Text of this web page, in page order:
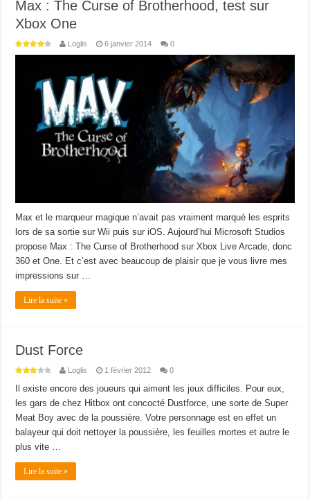
Max : The Curse of Brotherhood, test sur
Xbox One
Loglis 6 janvier 2014 0
Max et le marqueur magique n’avait pas vraiment marqué les esprits
lors de sa sortie sur Wii puis sur iOS. Aujourd’hui Microsoft Studios
propose Max : The Curse of Brotherhood sur Xbox Live Arcade, donc
360 et One. Et c’est avec beaucoup de plaisir que je vous livre mes
impressions sur …
Lire la suite »
Dust Force
Loglis 1 février 2012 0
Il existe encore des joueurs qui aiment les jeux difficiles. Pour eux,
les gars de chez Hitbox ont concocté Dustforce, une sorte de Super
Meat Boy avec de la poussière. Votre personnage est en effet un
balayeur qui doit nettoyer la poussière, les feuilles mortes et autre le
plus vite …
Lire la suite »